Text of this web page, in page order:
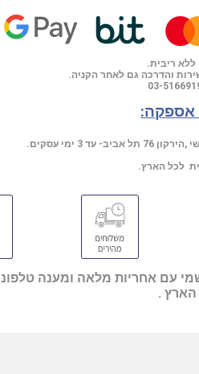
והדרכה גם לאחר הקניה.
03-
אספקה:
עד 3 ימי עסקים.
לכל הארץ.
עם אחריות מלאה ומענה
הארץ .